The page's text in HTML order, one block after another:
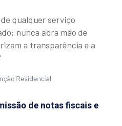
qualquer serviço
nunca abra mão de
a transparência e a
Residencial
de notas fiscais e